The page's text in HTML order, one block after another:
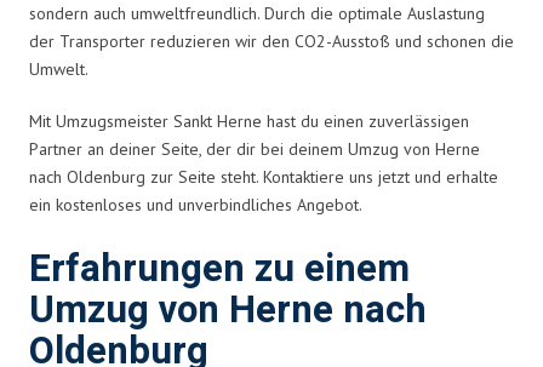
sondern auch umweltfreundlich. Durch die optimale Auslastung
der Transporter reduzieren wir den CO2-Ausstoß und schonen die
Umwelt.
Mit Umzugsmeister Sankt Herne hast du einen zuverlässigen
Partner an deiner Seite, der dir bei deinem Umzug von Herne
nach Oldenburg zur Seite steht. Kontaktiere uns jetzt und erhalte
ein kostenloses und unverbindliches Angebot.
Erfahrungen zu einem
Umzug von Herne nach
Oldenburg